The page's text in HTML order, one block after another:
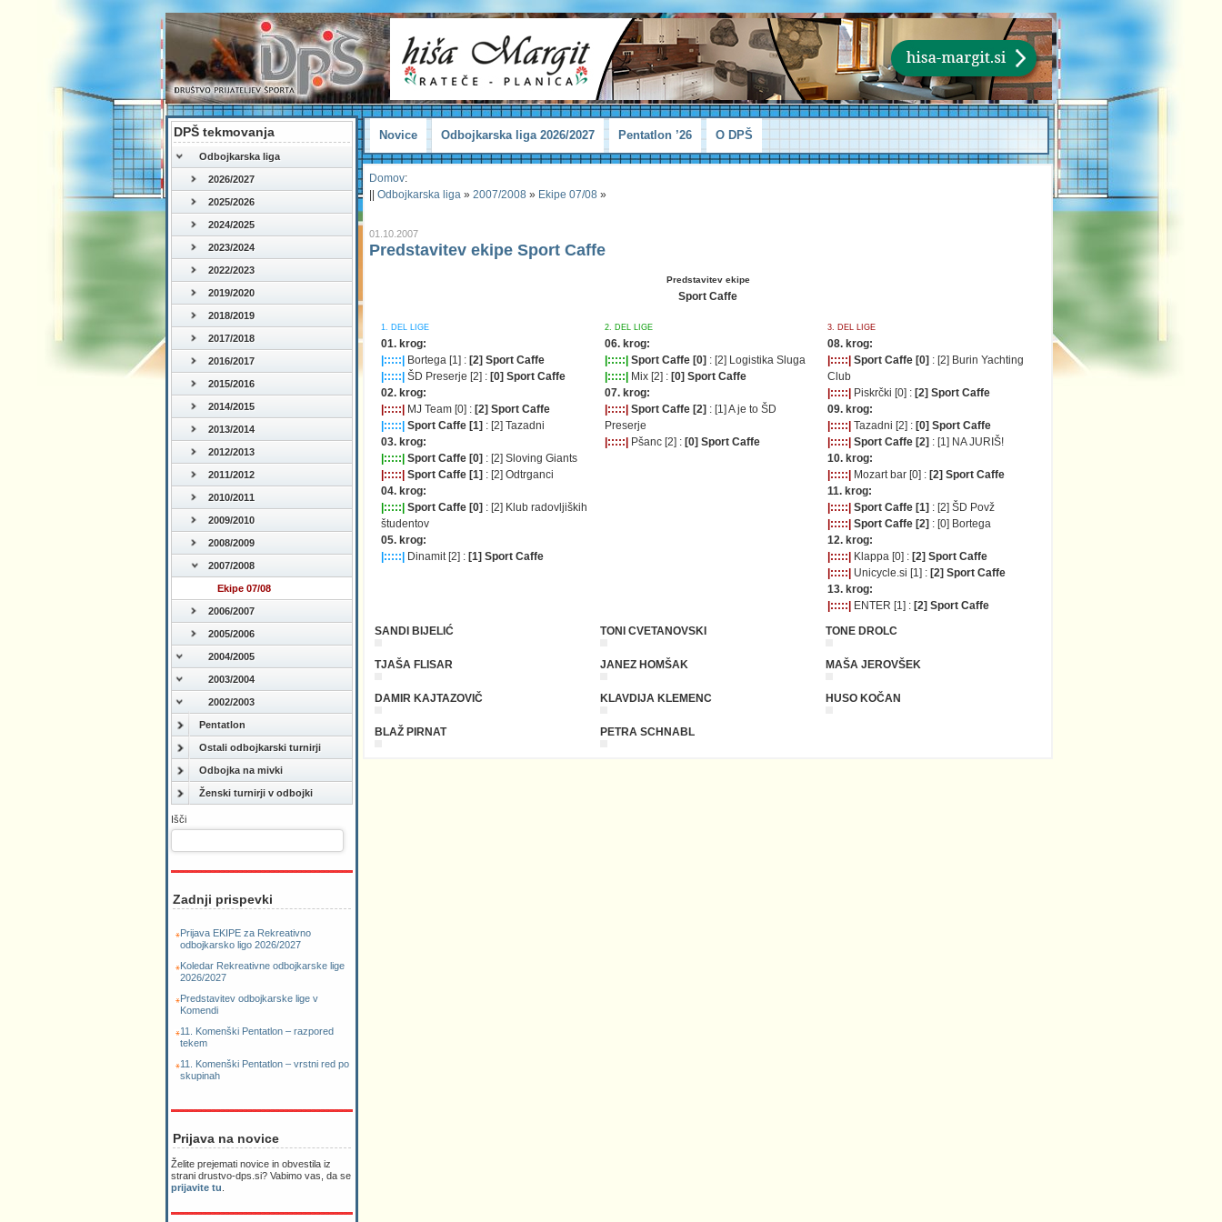
DPŠ tekmovanja
Odbojkarska liga
2026/2027
2025/2026
2024/2025
2023/2024
2022/2023
2019/2020
2018/2019
2017/2018
2016/2017
2015/2016
2014/2015
2013/2014
2012/2013
2011/2012
2010/2011
2009/2010
2008/2009
2007/2008
Ekipe 07/08
2006/2007
2005/2006
2004/2005
2003/2004
2002/2003
Pentatlon
Ostali odbojkarski turnirji
Odbojka na mivki
Ženski turnirji v odbojki
Išči
Zadnji prispevki
Prijava EKIPE za Rekreativno
odbojkarsko ligo 2026/2027
Koledar Rekreativne odbojkarske lige
2026/2027
Predstavitev odbojkarske lige v
Komendi
11. Komenški Pentatlon – razpored
tekem
11. Komenški Pentatlon – vrstni red po
skupinah
Prijava na novice
Želite prejemati novice in obvestila iz
strani drustvo-dps.si? Vabimo vas, da se
prijavite tu
Novice Odbojkarska liga 2026/2027 Pentatlon ’26 O DPŠ
Domov:
Odbojkarska liga » 2007/2008 » Ekipe 07/08 »
01.10.2007
Predstavitev ekipe Sport Caffe
Predstavitev ekipe
Sport Caffe
1. DEL LIGE
01. krog:
|:::::|
Bortega [1] : [2] Sport Caffe
|:::::| ŠD Preserje [2] : [0] Sport Caffe
02. krog:
|:::::|
MJ Team [0] : [2] Sport Caffe
|:::::| Sport Caffe [1] : [2] Tazadni
03. krog:
|:::::| Sport Caffe [0] : [2] Sloving Giants
|:::::| Sport Caffe [1] : [2] Odtrganci
04. krog:
|:::::| Sport Caffe [0] : [2] Klub radovljiških
študentov
05. krog:
|:::::|
Dinamit [2] : [1] Sport Caffe
2. DEL LIGE
06. krog:
|:::::| Sport Caffe [0] : [2] Logistika Sluga
|:::::|
Mix [2] : [0] Sport Caffe
07. krog:
|:::::| Sport Caffe [2] : [1] A je to ŠD
Preserje
|:::::|
Pšanc [2] : [0] Sport Caffe
3. DEL LIGE
08. krog:
|:::::| Sport Caffe [0] : [2] Burin Yachting
Club
|:::::|
Piskrčki [0] : [2] Sport Caffe
09. krog:
|:::::| Tazadni [2] : [0] Sport Caffe
|:::::| Sport Caffe [2] : [1] NA JURIŠ!
10. krog:
|:::::|
Mozart bar [0] : [2] Sport Caffe
11. krog:
|:::::| Sport Caffe [1] : [2] ŠD Povž
|:::::| Sport Caffe [2] : [0] Bortega
12. krog:
|:::::|
Klappa [0] : [2] Sport Caffe
|:::::| Unicycle.si [1] : [2] Sport Caffe
13. krog:
|:::::|
ENTER [1] : [2] Sport Caffe
SANDI BIJELIĆ
TONI CVETANOVSKI TONE DROLC
TJAŠA FLISAR JANEZ HOMŠAK MAŠA JEROVŠEK
DAMIR KAJTAZOVIČ KLAVDIJA KLEMENC HUSO KOČAN
BLAŽ PIRNAT PETRA SCHNABL